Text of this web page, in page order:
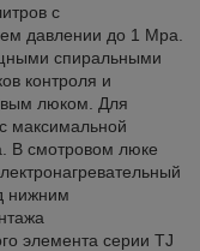
с
давлении до 1 Mpa.
спиральными
контроля и
люком. Для
максимальной
В смотровом люке
нижним
элемента серии TJ